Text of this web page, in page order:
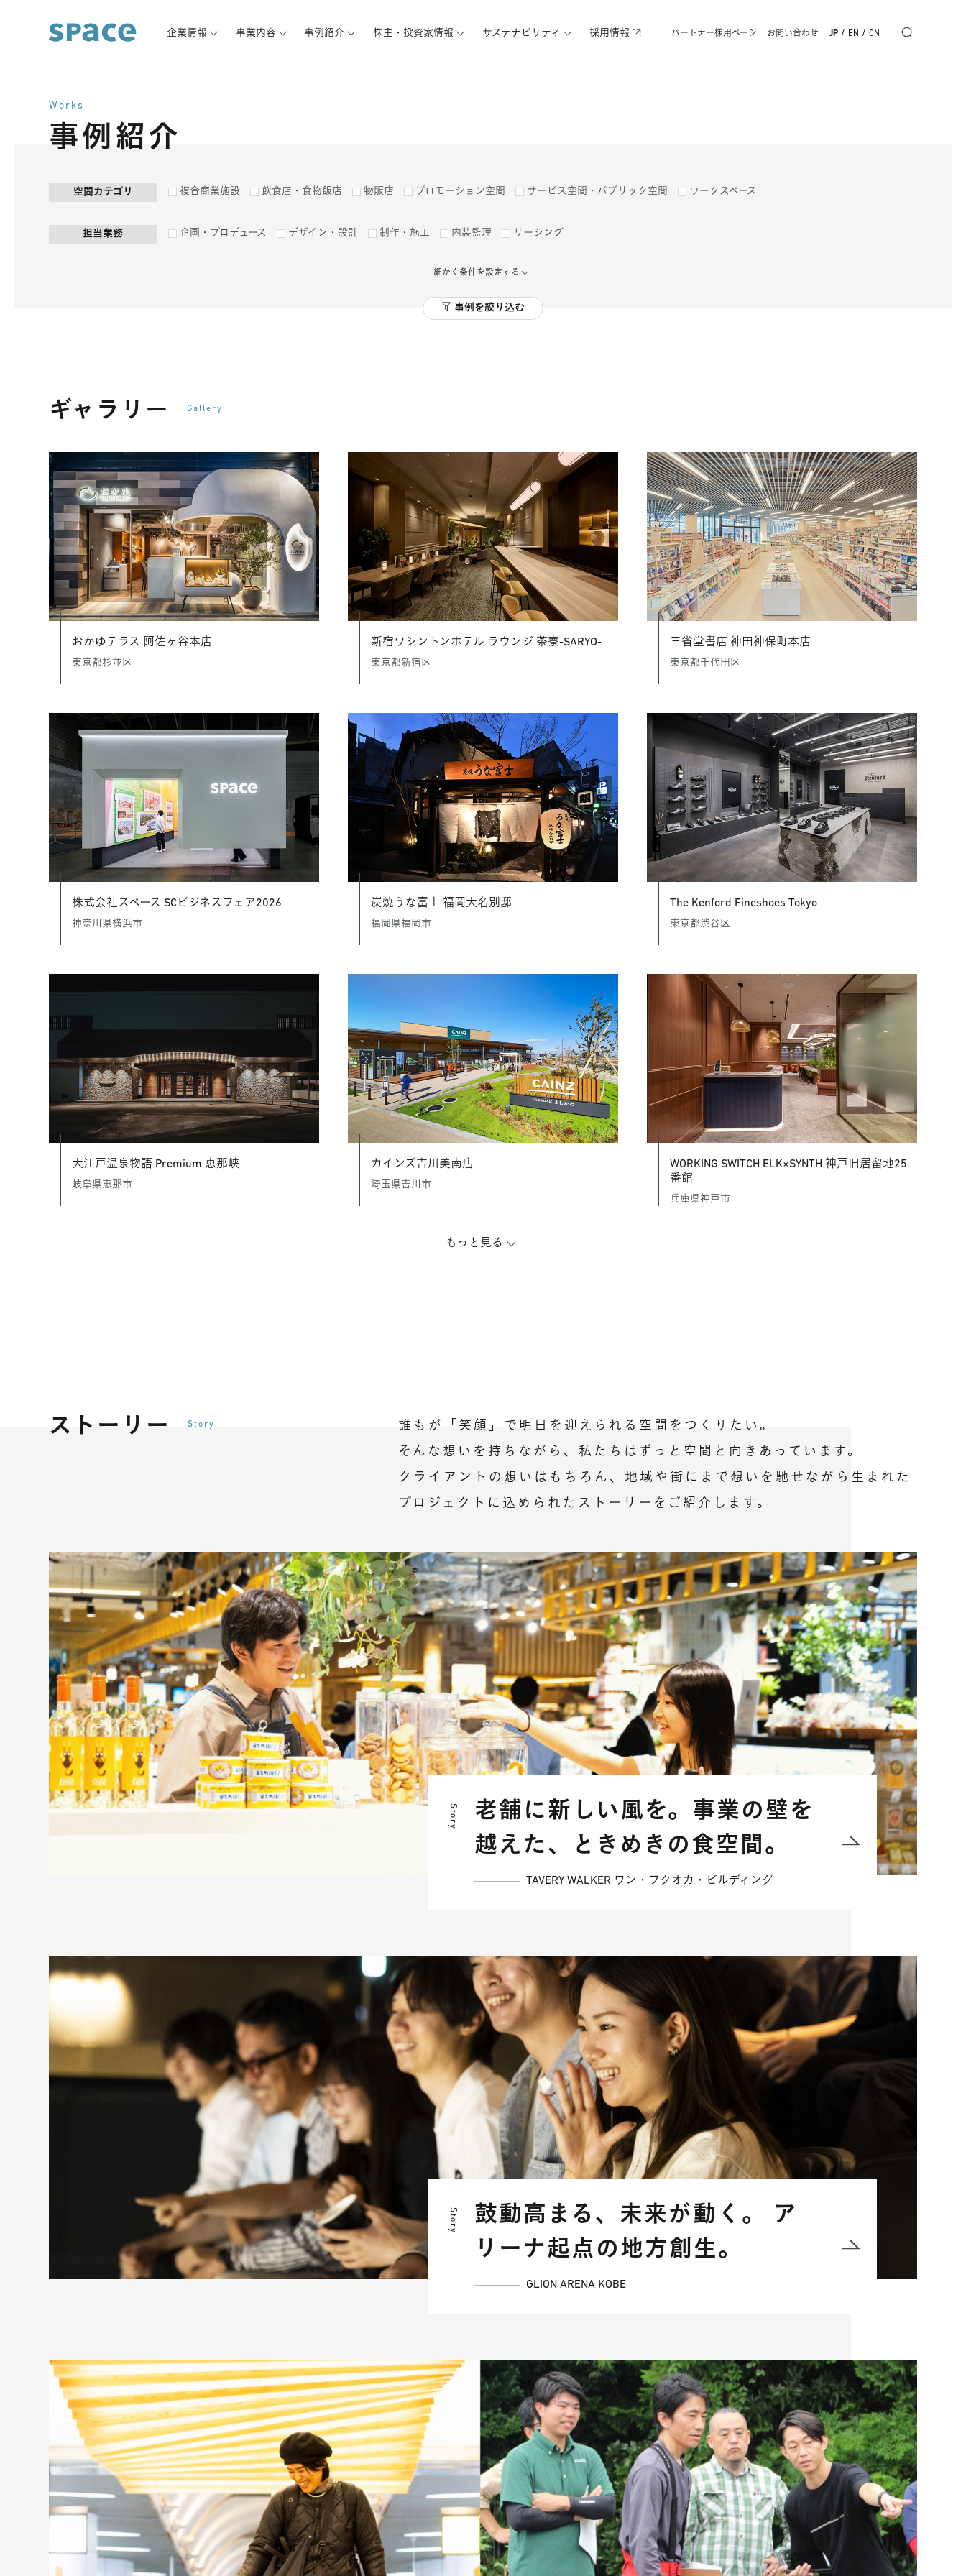
企業情報 事業内容 事例紹介 株主・投資家情報 サステナビリティ 採用情報 パートナー様用ページ お問い合わせ JP / EN / CN
Works
事例紹介
空間カテゴリ 複合商業施設 飲食店・食物飯店 物販店 プロモーション空間 サービス空間・パブリック空間 ワークスペース
担当業務 企画・プロデュース デザイン・設計 制作・施工 内装監理 リーシング
細かく条件を設定する
事例を絞り込む
ギャラリー Gallery
おかゆテラス 阿佐ヶ谷本店
東京都杉並区
新宿ワシントンホテル ラウンジ 茶寮-SARYO-
東京都新宿区
三省堂書店 神田神保町本店
東京都千代田区
株式会社スペース SCビジネスフェア2026
神奈川県横浜市
炭焼うな富士 福岡大名別邸
福岡県福岡市
The Kenford Fineshoes Tokyo
東京都渋谷区
大江戸温泉物語 Premium 恵那峡
岐阜県恵那市
カインズ吉川美南店
埼玉県吉川市
WORKING SWITCH ELK×SYNTH 神戸旧居留地25
番館
兵庫県神戸市
もっと見る
ストーリー Story
誰もが「笑顔」で明日を迎えられる空間をつくりたい。
そんな想いを持ちながら、私たちはずっと空間と向きあっています。
クライアントの想いはもちろん、地域や街にまで想いを馳せながら生まれた
プロジェクトに込められたストーリーをご紹介します。
Story
老舗に新しい風を。事業の壁を
越えた、ときめきの食空間。
TAVERY WALKER ワン・フクオカ・ビルディング
Story
鼓動高まる、未来が動く。 ア
リーナ起点の地方創生。
GLION ARENA KOBE